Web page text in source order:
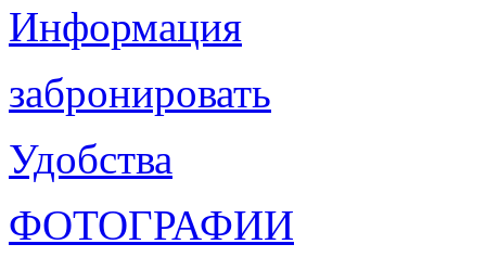
Информация
забронировать
Удобства
ФОТОГРАФИИ